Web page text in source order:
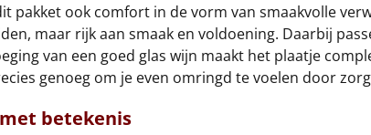
pakket ook comfort in de vorm van smaakvolle
maar rijk aan smaak en voldoening. Daarbij
van een goed glas wijn maakt het plaatje
genoeg om je even omringd te voelen door
betekenis